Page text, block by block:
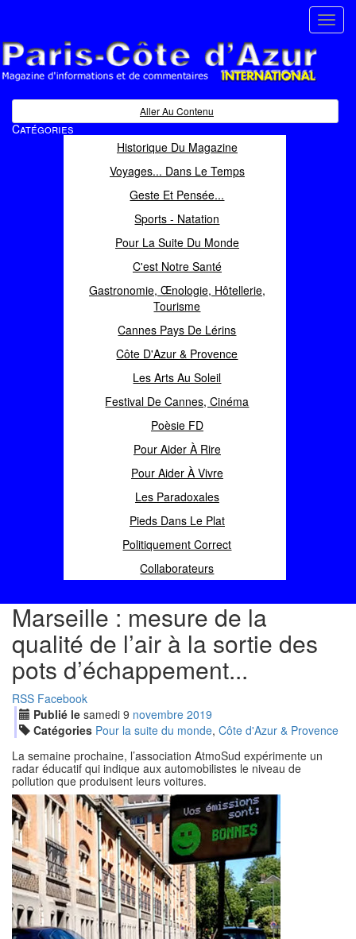
Magazine d'informations et de commentaires
Aller Au Contenu
Catégories
Historique Du Magazine
Voyages... Dans Le Temps
Geste Et Pensée...
Sports - Natation
Pour La Suite Du Monde
C'est Notre Santé
Gastronomie, Œnologie, Hôtellerie,
Tourisme
Cannes Pays De Lérins
Côte D'Azur & Provence
Les Arts Au Soleil
Festival De Cannes, Cinéma
Poèsie FD
Pour Aider À Rire
Pour Aider À Vivre
Les Paradoxales
Pieds Dans Le Plat
Politiquement Correct
Collaborateurs
Marseille : mesure de la
qualité de l’air à la sortie des
pots d’échappement...
RSS Facebook
Publié le samedi 9 novembre 2019
Catégories Pour la suite du monde, Côte d'Azur & Provence
La semaine prochaine, l’association AtmoSud expérimente un
radar éducatif qui indique aux automobilistes le niveau de
pollution que produisent leurs voitures.